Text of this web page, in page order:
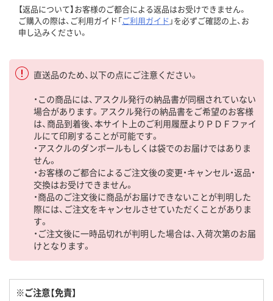
【返品について】お客様のご都合による返品はお受けできません。
ご購入の際は、ご利用ガイド「ご利用ガイド 」を必ずご確認の上、お
申し込みください。
直送品のため、以下の点にご注意ください。
・この商品には、アスクル発行の納品書が同梱されていない
場合があります。アスクル発行の納品書をご希望のお客様
は、商品到着後、本サイト上のご利用履歴よりＰＤＦファイ
ルにて印刷することが可能です。
・アスクルのダンボールもしくは袋でのお届けではありま
せん。
・お客様のご都合によるご注文後の変更・キャンセル・返品・
交換はお受けできません。
・商品のご注文後に商品がお届けできないことが判明した
際には、ご注文をキャンセルさせていただくことがありま
す。
・ご注文後に一時品切れが判明した場合は、入荷次第のお届
けとなります。
※ご注意【免責】